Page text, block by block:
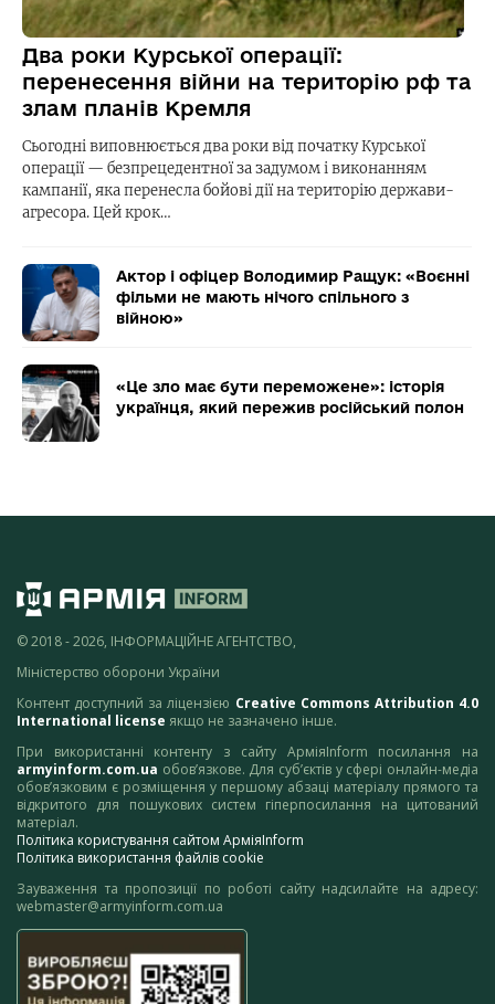
Два роки Курської операції:
перенесення війни на територію рф та
злам планів Кремля
Сьогодні виповнюється два роки від початку Курської
операції — безпрецедентної за задумом і виконанням
кампанії, яка перенесла бойові дії на територію держави-
агресора. Цей крок…
Актор і офіцер Володимир Ращук: «Воєнні
фільми не мають нічого спільного з
війною»
«Це зло має бути переможене»: історія
українця, який пережив російський полон
© 2018 - 2026, ІНФОРМАЦІЙНЕ АГЕНТСТВО,
Міністерство оборони України
Контент доступний за ліцензією Creative Commons Attribution 4.0
International license якщо не зазначено інше.
При використанні контенту з сайту АрміяInform посилання на
armyinform.com.ua обов’язкове. Для суб’єктів у сфері онлайн-медіа
обов’язковим є розміщення у першому абзаці матеріалу прямого та
відкритого для пошукових систем гіперпосилання на цитований
матеріал.
Політика користування сайтом АрміяInform
Політика використання файлів cookie
Зауваження та пропозиції по роботі сайту надсилайте на адресу:
webmaster@armyinform.com.ua